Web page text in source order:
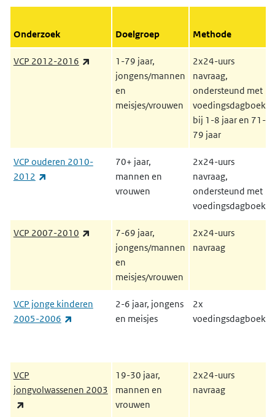
Onderzoek Doelgroep Methode
VCP 2012-2016 (externe link)
1-79 jaar,
jongens/mannen
en
meisjes/vrouwen
2x24-uurs
navraag,
ondersteund met
voedingsdagboek
bij 1-8 jaar en 71-
79 jaar
VCP ouderen 2010-
2012
70+ jaar,
mannen en
vrouwen
2x24-uurs
navraag,
ondersteund met
voedingsdagboek
VCP 2007-2010 (externe link)
7-69 jaar,
jongens/mannen
en
meisjes/vrouwen
2x24-uurs
navraag
VCP jonge kinderen
2005-2006
(externe link)
2-6 jaar, jongens
en meisjes
2x
voedingsdagboek
VCP
jongvolwassenen 2003
19-30 jaar,
mannen en
vrouwen
2x24-uurs
navraag